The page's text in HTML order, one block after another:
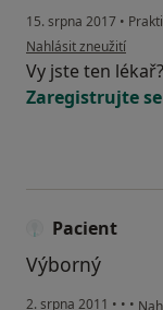
15. srpna 2017 •
podle názoru uživatele
Nahlásit zneužití
Vy jste ten
Zaregistrujte
Pacient
Výborný
2. srpna 2011 • • •